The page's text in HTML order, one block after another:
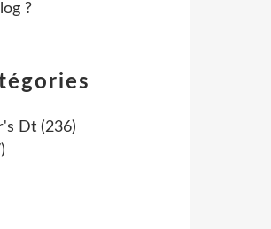
Dt (236)
?